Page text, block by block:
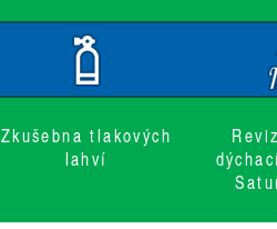
Zkušebna tlakových
lahví